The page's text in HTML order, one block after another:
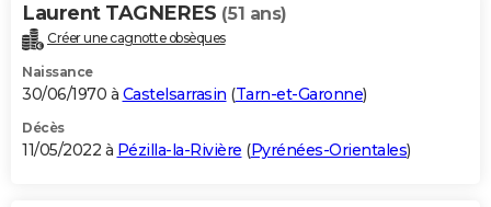
Laurent TAGNERES (51 ans)
Créer une cagnotte obsèques
Naissance
30/06/1970 à Castelsarrasin (Tarn-et-Garonne)
Décès
11/05/2022 à Pézilla-la-Rivière (Pyrénées-Orientales)